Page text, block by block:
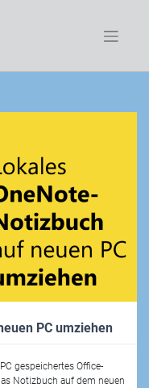
PC umziehen
gespeichertes Office-
Notizbuch auf dem neuen